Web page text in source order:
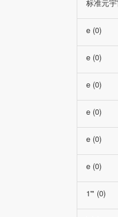
标准元
e (0)
e (0)
e (0)
e (0)
e (0)
e (0)
1'" (0)